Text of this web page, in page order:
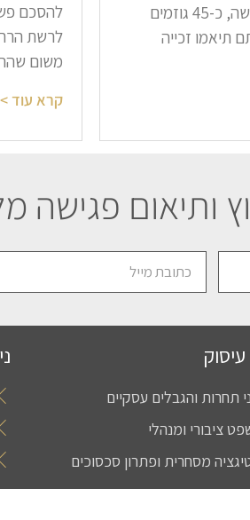
כתבי האישום בפרשה, כ-45 גוזמים
תיאמו זכייה
להסכם
לרשת
משום
קרא עוד >
ותיאום פגישה
תחרות והגבלים עסקיים
ציבורי ומנהלי
מסחרית ופתרון סכסוכים